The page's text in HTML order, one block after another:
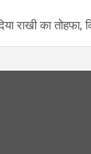
राखी का तोहफा,